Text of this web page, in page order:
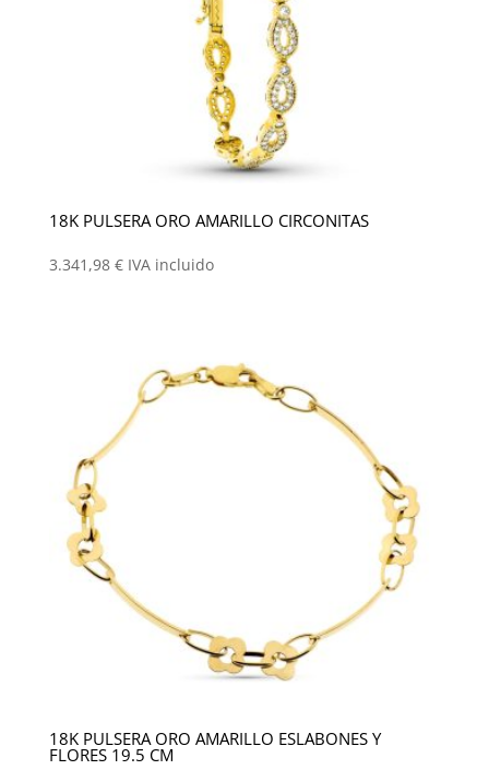
18K PULSERA ORO AMARILLO CIRCONITAS
3.341,98 € IVA incluido
18K PULSERA ORO AMARILLO ESLABONES Y
FLORES 19.5 CM